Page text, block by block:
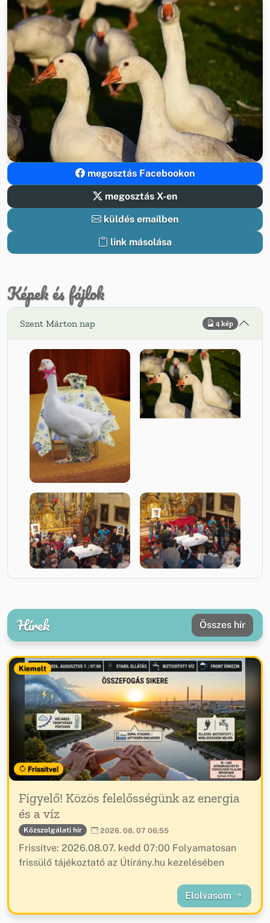
megosztás Facebookon
megosztás X-en
küldés emailben
link másolása
Képek és fájlok
Szent Márton nap 4 kép
Hírek Összes hír
Kiemelt
Frissítve!
Figyelő! Közös felelősségünk az energia
és a víz
Közszolgálati hír 2026. 08. 07 06:55
Frissítve: 2026.08.07. kedd 07:00 Folyamatosan
frissülő tájékoztató az Útirány.hu kezelésében
Elolvasom